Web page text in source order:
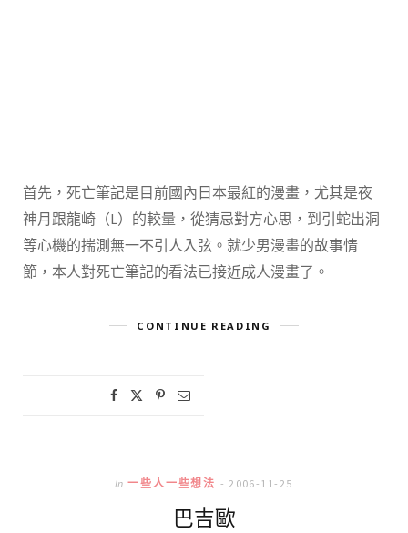
首先，死亡筆記是目前國內日本最紅的漫畫，尤其是夜
神月跟龍崎（L）的較量，從猜忌對方心思，到引蛇出洞
等心機的揣測無一不引人入弦。就少男漫畫的故事情
節，本人對死亡筆記的看法已接近成人漫畫了。
CONTINUE READING
In 一些人一些想法 2006-11-25
巴吉歐